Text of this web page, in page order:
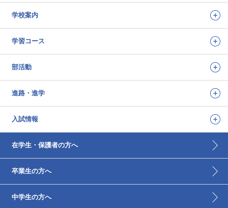
学校案内
学習コース
部活動
進路・進学
入試情報
在学生・保護者の方へ
卒業生の方へ
中学生の方へ